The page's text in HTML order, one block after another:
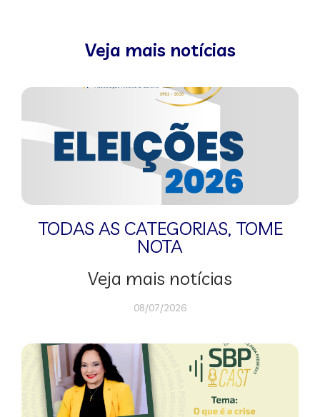
Veja mais notícias
TODAS AS CATEGORIAS, TOME
NOTA
Veja mais notícias
08/07/2026